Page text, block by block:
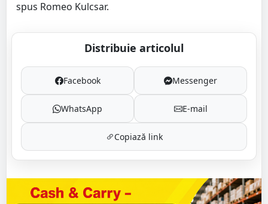
spus Romeo Kulcsar.
Distribuie articolul
Facebook Messenger
WhatsApp E-mail
Copiază link